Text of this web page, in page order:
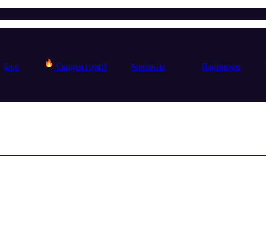
Блог Скидки горят! Контакты Партнерам